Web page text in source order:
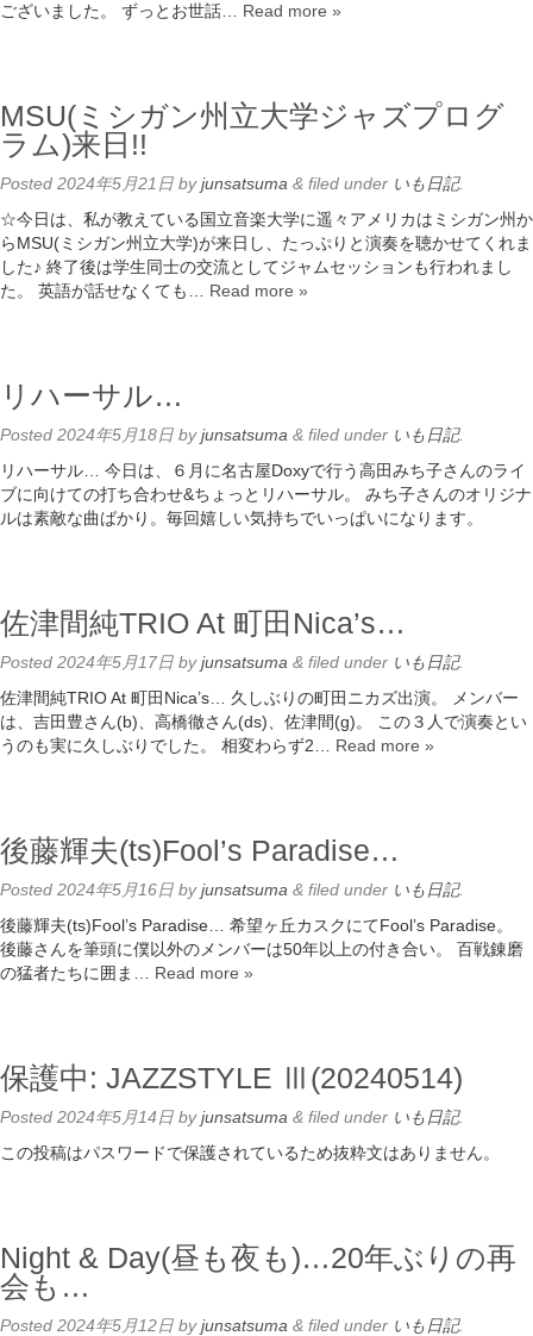
ございました。 ずっとお世話… Read more »
MSU(ミシガン州立大学ジャズプログ
ラム)来日!!
Posted 2024年5月21日 byjunsatsuma & filed under いも日記.
☆今日は、私が教えている国立音楽大学に遥々アメリカはミシガン州か
らMSU(ミシガン州立大学)が来日し、たっぷりと演奏を聴かせてくれま
した♪ 終了後は学生同士の交流としてジャムセッションも行われまし
た。 英語が話せなくても… Read more »
リハーサル…
Posted 2024年5月18日 byjunsatsuma & filed under いも日記.
リハーサル… 今日は、６月に名古屋Doxyで行う高田みち子さんのライ
ブに向けての打ち合わせ&ちょっとリハーサル。 みち子さんのオリジナ
ルは素敵な曲ばかり。毎回嬉しい気持ちでいっぱいになります。
佐津間純TRIO At 町田Nica’s…
Posted 2024年5月17日 byjunsatsuma & filed under いも日記.
佐津間純TRIO At 町田Nica’s… 久しぶりの町田ニカズ出演。 メンバー
は、吉田豊さん(b)、高橋徹さん(ds)、佐津間(g)。 この３人で演奏とい
うのも実に久しぶりでした。 相変わらず2… Read more »
後藤輝夫(ts)Fool’s Paradise…
Posted 2024年5月16日 byjunsatsuma & filed under いも日記.
後藤輝夫(ts)Fool’s Paradise… 希望ヶ丘カスクにてFool’s Paradise。
後藤さんを筆頭に僕以外のメンバーは50年以上の付き合い。 百戦錬磨
の猛者たちに囲ま… Read more »
保護中: JAZZSTYLE Ⅲ(20240514)
Posted 2024年5月14日 byjunsatsuma & filed under いも日記.
この投稿はパスワードで保護されているため抜粋文はありません。
Night & Day(昼も夜も)…20年ぶりの再
会も…
Posted 2024年5月12日 byjunsatsuma & filed under いも日記.